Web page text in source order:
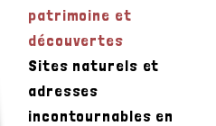
patrimoine et
découvertes
Sites naturels et
adresses
incontournables en